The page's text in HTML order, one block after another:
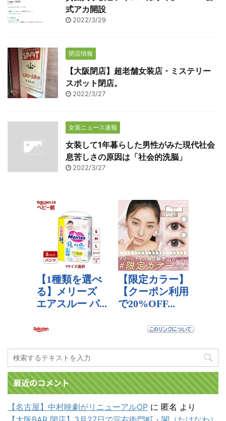
式アカ開設
2022/3/29
閉店情報
【大阪閉店】超老舗女装店・ミステリー
スポット閉店。
2022/3/27
女装ニュース速報
女装して1年暮らした男性がみた現代社会
息苦しさの原因は「社会的洗脳」
2022/3/27
最近のコメント
【名古屋】中村映劇がリニューアルOP に 匿名 より